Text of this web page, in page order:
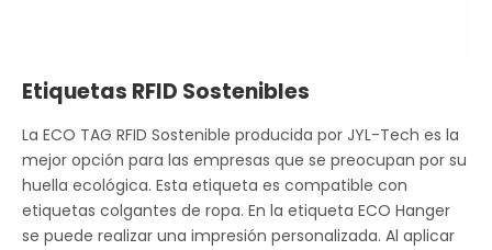
Etiquetas RFID Sostenibles
La ECO TAG RFID Sostenible producida por JYL-Tech es la
mejor opción para las empresas que se preocupan por su
huella ecológica. Esta etiqueta es compatible con
etiquetas colgantes de ropa. En la etiqueta ECO Hanger
se puede realizar una impresión personalizada. Al aplicar